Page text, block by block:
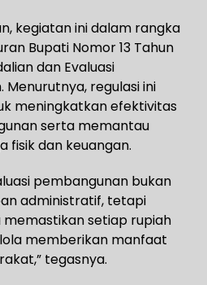
kegiatan ini dalam rangka
Bupati Nomor 13 Tahun
dan Evaluasi
regulasi ini
meningkatkan efektivitas
serta memantau
fisik dan keuangan.
pembangunan bukan
administratif, tetapi
setiap rupiah
memberikan manfaat
tegasnya.